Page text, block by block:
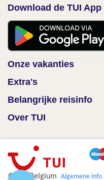
Download de TUI App
Onze vakanties
Extra's
Belangrijke reisinfo
Over TUI
© TUI Belgium Algemene info